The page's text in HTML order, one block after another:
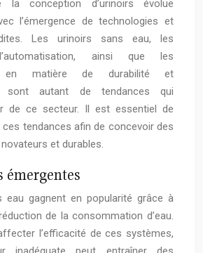
conception d’urinoirs évolue
l’émergence de technologies et
Les urinoirs sans eau, les
ainsi que les
en matière de durabilité et
sont autant de tendances qui
de ce secteur. Il est essentiel de
tendances afin de concevoir des
et durables.
émergentes
eau gagnent en popularité grâce à
de la consommation d’eau.
l’efficacité de ces systèmes,